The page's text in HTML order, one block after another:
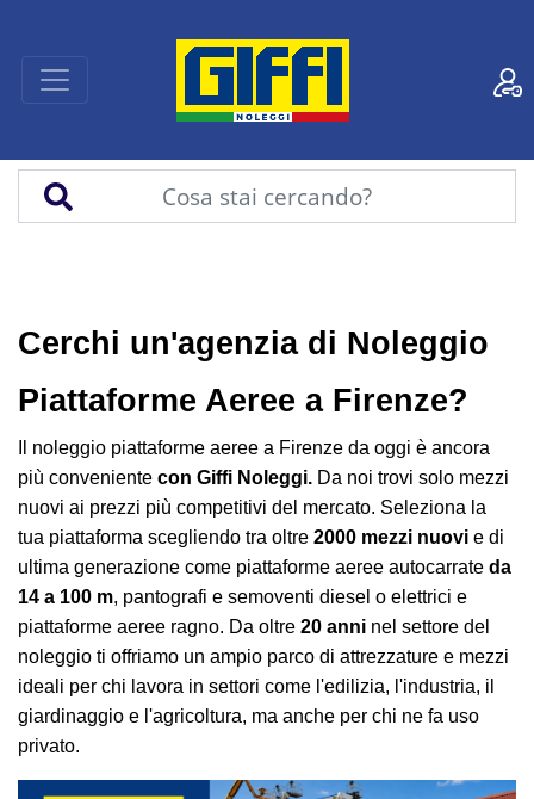
Cerchi un'agenzia di Noleggio
Piattaforme Aeree a Firenze?
Il noleggio piattaforme aeree a Firenze da oggi è ancora
più conveniente con Giffi Noleggi. Da noi trovi solo mezzi
nuovi ai prezzi più competitivi del mercato. Seleziona la
tua piattaforma scegliendo tra oltre 2000 mezzi nuovi e di
ultima generazione come piattaforme aeree autocarrate da
14 a 100 m, pantografi e semoventi diesel o elettrici e
piattaforme aeree ragno. Da oltre 20 anni nel settore del
noleggio ti offriamo un ampio parco di attrezzature e mezzi
ideali per chi lavora in settori come l'edilizia, l'industria, il
giardinaggio e l'agricoltura, ma anche per chi ne fa uso
privato.